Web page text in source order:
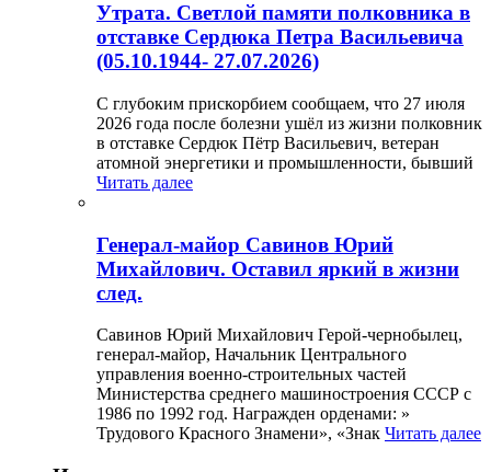
Утрата. Светлой памяти полковника в
отставке Сердюка Петра Васильевича
(05.10.1944- 27.07.2026)
С глубоким прискорбием сообщаем, что 27 июля
2026 года после болезни ушёл из жизни полковник
в отставке Сердюк Пётр Васильевич, ветеран
атомной энергетики и промышленности, бывший
Читать далее
Генерал-майор Савинов Юрий
Михайлович. Оставил яркий в жизни
след.
Савинов Юрий Михайлович Герой-чернобылец,
генерал-майор, Начальник Центрального
управления военно-строительных частей
Министерства среднего машиностроения СССР с
1986 по 1992 год. Награжден орденами: »
Трудового Красного Знамени», «Знак Читать далее